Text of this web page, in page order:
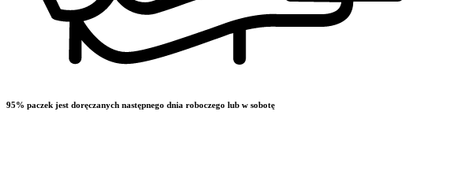
95% paczek jest doręczanych następnego dnia roboczego lub w sobotę